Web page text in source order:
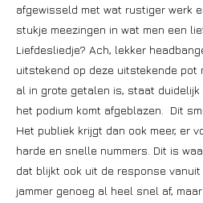
afgewisseld met wat rustiger werk
stukje meezingen in wat men een
Liefdesliedje? Ach, lekker
uitstekend op deze uitstekende pot
al in grote getalen is, staat
het podium komt afgeblazen. Dit
Het publiek krijgt dan ook meer, er
harde en snelle nummers. Dit is
dat blijkt ook uit de response
jammer genoeg al heel snel af,